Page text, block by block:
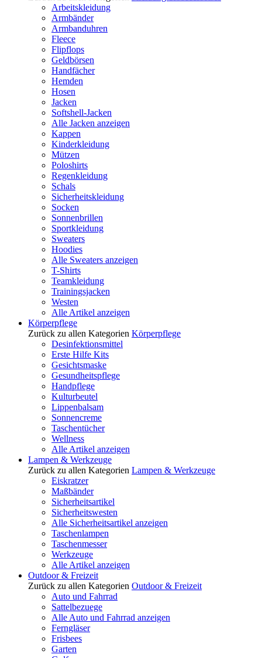
Arbeitskleidung
Armbänder
Armbanduhren
Fleece
Flipflops
Geldbörsen
Handfächer
Hemden
Hosen
Jacken
Softshell-Jacken
Alle Jacken anzeigen
Kappen
Kinderkleidung
Mützen
Poloshirts
Regenkleidung
Schals
Sicherheitskleidung
Socken
Sonnenbrillen
Sportkleidung
Sweaters
Hoodies
Alle Sweaters anzeigen
T-Shirts
Teamkleidung
Trainingsjacken
Westen
Alle Artikel anzeigen
Körperpflege
Zurück zu allen Kategorien Körperpflege
Desinfektionsmittel
Erste Hilfe Kits
Gesichtsmaske
Gesundheitspflege
Handpflege
Kulturbeutel
Lippenbalsam
Sonnencreme
Taschentücher
Wellness
Alle Artikel anzeigen
Lampen & Werkzeuge
Zurück zu allen Kategorien Lampen & Werkzeuge
Eiskratzer
Maßbänder
Sicherheitsartikel
Sicherheitswesten
Alle Sicherheitsartikel anzeigen
Taschenlampen
Taschenmesser
Werkzeuge
Alle Artikel anzeigen
Outdoor & Freizeit
Zurück zu allen Kategorien Outdoor & Freizeit
Auto und Fahrrad
Sattelbezuege
Alle Auto und Fahrrad anzeigen
Ferngläser
Frisbees
Garten